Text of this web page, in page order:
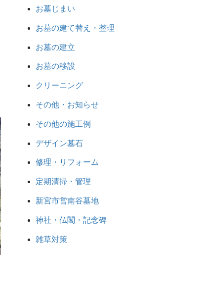
お墓じまい
お墓の建て替え・整理
お墓の建立
お墓の移設
クリーニング
その他・お知らせ
その他の施工例
デザイン墓石
修理・リフォーム
定期清掃・管理
新宮市営南谷墓地
神社・仏閣・記念碑
雑草対策